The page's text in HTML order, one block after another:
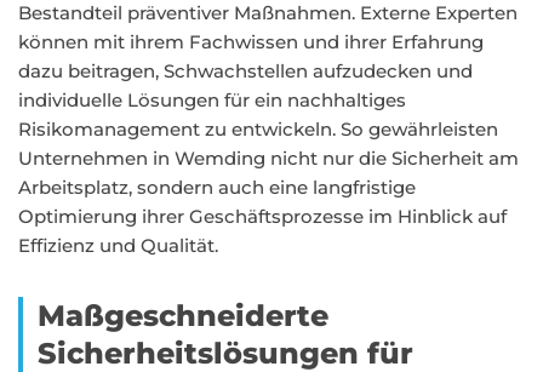
Bestandteil präventiver Maßnahmen. Externe Experten
können mit ihrem Fachwissen und ihrer Erfahrung
dazu beitragen, Schwachstellen aufzudecken und
individuelle Lösungen für ein nachhaltiges
Risikomanagement zu entwickeln. So gewährleisten
Unternehmen in Wemding nicht nur die Sicherheit am
Arbeitsplatz, sondern auch eine langfristige
Optimierung ihrer Geschäftsprozesse im Hinblick auf
Effizienz und Qualität.
Maßgeschneiderte
Sicherheitslösungen für